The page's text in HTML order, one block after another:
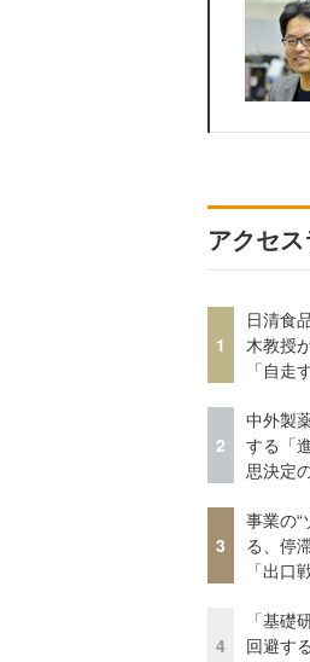
アクセ
1
日清食
木教授
「自走
2
中外製
する「
思決定
3
事業の“
る、停
「出口
4
「基礎
回避す